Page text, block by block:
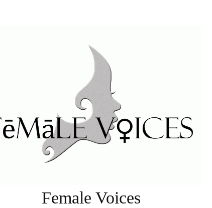
Female Voices